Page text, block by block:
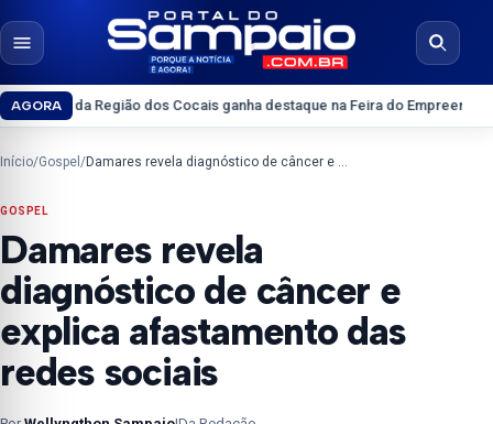
Pular para o conteúdo
Abrir menu
Abrir
AGORA
Região dos Cocais ganha destaque na Feira do Empreendedor 2026
Início/Gospel / Damares revela diagnóstico de câncer e explica afastamento das redes sociais
GOSPEL
Damares revela
diagnóstico de câncer e
explica afastamento das
redes sociais